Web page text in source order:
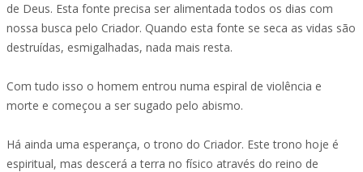
de Deus. Esta fonte precisa ser alimentada todos os dias com
nossa busca pelo Criador. Quando esta fonte se seca as vidas são
destruídas, esmigalhadas, nada mais resta.
Com tudo isso o homem entrou numa espiral de violência e
morte e começou a ser sugado pelo abismo.
Há ainda uma esperança, o trono do Criador. Este trono hoje é
espiritual, mas descerá a terra no físico através do reino de